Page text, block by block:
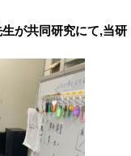
が共同研究にて,当研